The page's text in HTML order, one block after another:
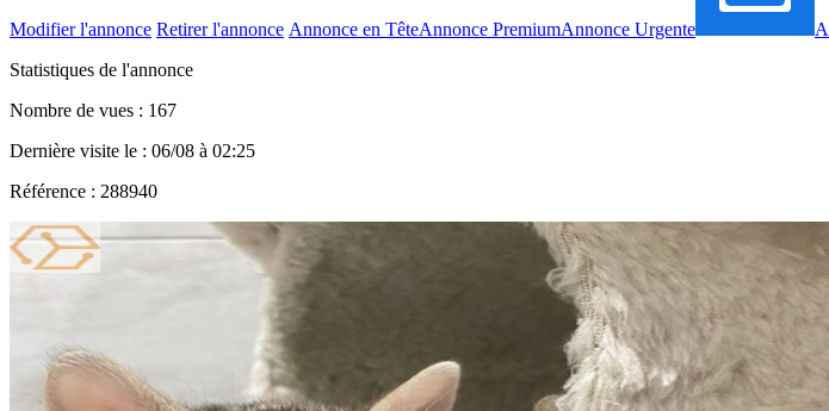
Modifier l'annonce Retirer l'annonce Annonce en TêteAnnonce PremiumAnnonce Urgente
Statistiques de l'annonce
Nombre de vues : 167
Dernière visite le : 06/08 à 02:25
Référence : 288940